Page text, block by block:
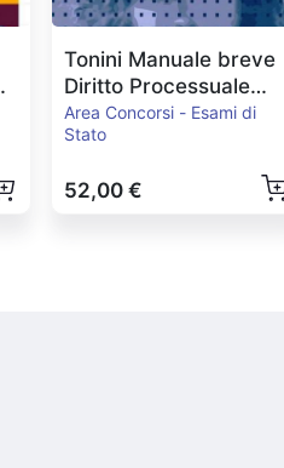
Tonini Manuale breve
Diritto Processuale
Penale Ed.2026
Area Concorsi - Esami di
Stato
52,00 €